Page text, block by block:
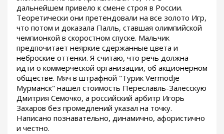
дальнейшем привело к смене строя в России.
Теоретически они претендовали на все золото Игр,
что потом и доказала Палль, ставшая олимпийской
чемпионкой в скоростном спуске. Мальчик
предпочитает неяркие сдержанные цвета и
неброские оттенки. Я считаю, что речь должна
идти о коммерческой организации, об акционерном
обществе. Мяч в штрафной "Турик Vermodje
Мурманск" нашёл стоимость Переславль-Залесскую
Дмитрия Семочко, а российский арбитр Игорь
Захаров без промедлений указал на точку.
Написано познавательно, динамично, афористично
и честно.